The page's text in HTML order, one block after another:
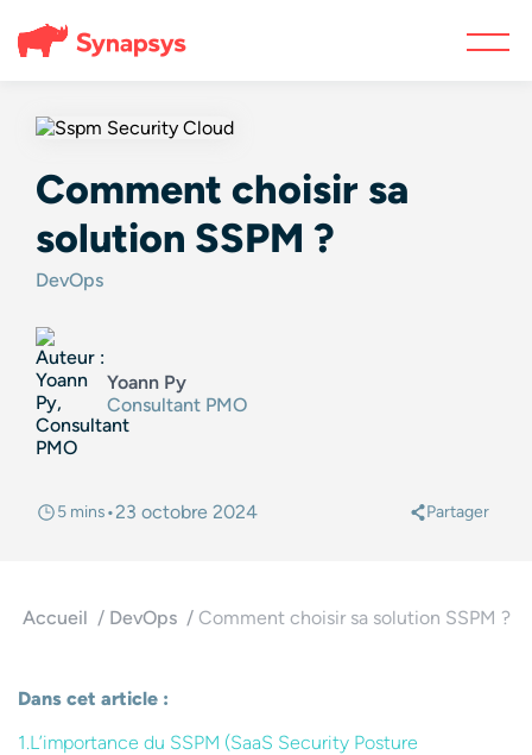
Comment choisir sa
solution SSPM ?
DevOps
Yoann Py
Consultant PMO
5 mins•23 octobre 2024 Partager
Accueil DevOps Comment choisir sa solution SSPM ?
Dans cet article :
L’importance du SSPM (SaaS Security Posture